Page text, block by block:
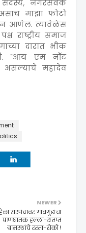
सदस्य, नगरसेवक
माझा फोटो
आणेल. त्यावेळेस
राष्ट्रीय समाज
दारात भीक
"आय एम नॉट
महादेव
NEWER
सरपंचावर गावगुंडांचा
प्राणघातक हल्ला-संतप्त
ग्रामस्थांचे रस्ता-रोको !